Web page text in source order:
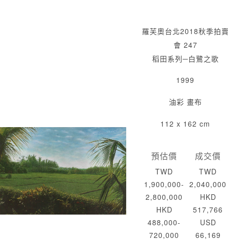
羅芙奧台北2018秋季拍
會 247
稻田系列─白鷺之歌
1999
油彩 畫布
112 x 162 cm
預估價
TWD
1,900,000-
2,800,000
HKD
488,000-
720,000
成交價
TWD
2,040,000
HKD
517,766
USD
66,169